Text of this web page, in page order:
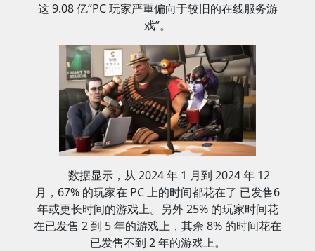
这 9.08 亿“PC 玩家严重偏向于较旧的在线服务游
戏”。
数据显示，从 2024 年 1 月到 2024 年 12
月，67% 的玩家在 PC 上的时间都花在了 已发售6
年或更长时间的游戏上。另外 25% 的玩家时间花
在已发售 2 到 5 年的游戏上，其余 8% 的时间花在
已发售不到 2 年的游戏上。